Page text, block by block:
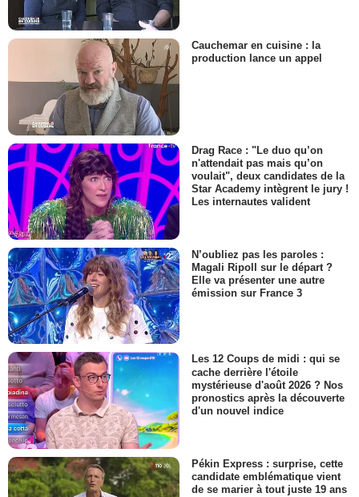
Cauchemar en cuisine : la
production lance un appel
Drag Race : "Le duo qu’on
n'attendait pas mais qu’on
voulait", deux candidates de la
Star Academy intègrent le jury !
Les internautes valident
N’oubliez pas les paroles :
Magali Ripoll sur le départ ?
Elle va présenter une autre
émission sur France 3
Les 12 Coups de midi : qui se
cache derrière l'étoile
mystérieuse d'août 2026 ? Nos
pronostics après la découverte
d'un nouvel indice
Pékin Express : surprise, cette
candidate emblématique vient
de se marier à tout juste 19 ans